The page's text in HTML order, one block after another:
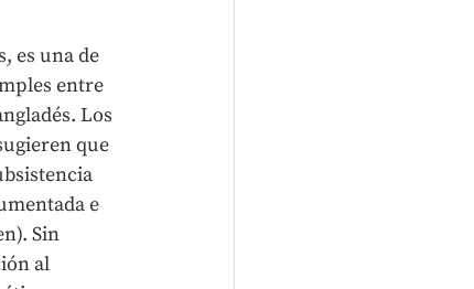
es una de
entre
Los
que
e
Sin
al